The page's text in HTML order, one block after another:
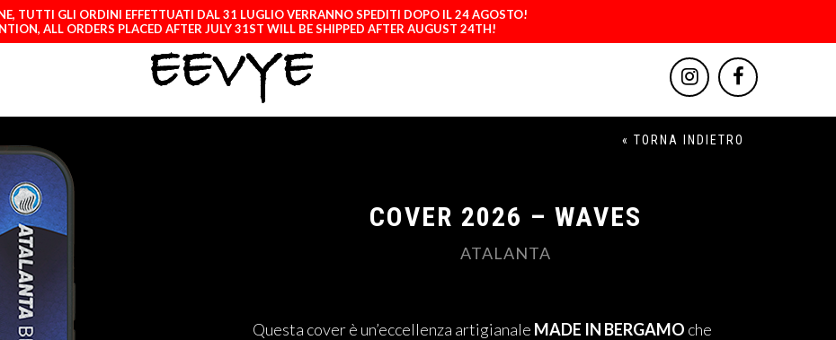
TUTTI GLI ORDINI EFFETTUATI DAL 31 LUGLIO VERRANNO SPEDITI DOPO IL 24 AGOSTO!
ALL ORDERS PLACED AFTER JULY 31ST WILL BE SHIPPED AFTER AUGUST 24TH!
« TORNA INDIETRO
COVER 2026 – WAVES
ATALANTA
Questa cover è un’eccellenza artigianale MADE IN BERGAMO che